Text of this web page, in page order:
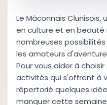
Le Mâconnais Clunisois,
en culture et en beauté
nombreuses
les amateurs
Pour vous aider à
activités qui s'offrent à
répertorié quelques
manquer cette